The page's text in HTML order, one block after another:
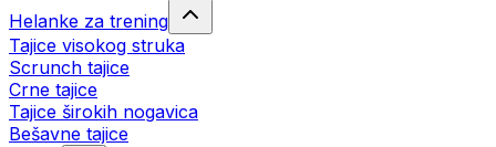
Helanke za trening
Tajice visokog struka
Scrunch tajice
Crne tajice
Tajice širokih nogavica
Bešavne tajice